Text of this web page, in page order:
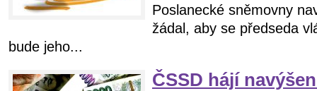
Poslanecké sněmovny
žádal, aby se předseda
bude jeho...
ČSSD hájí